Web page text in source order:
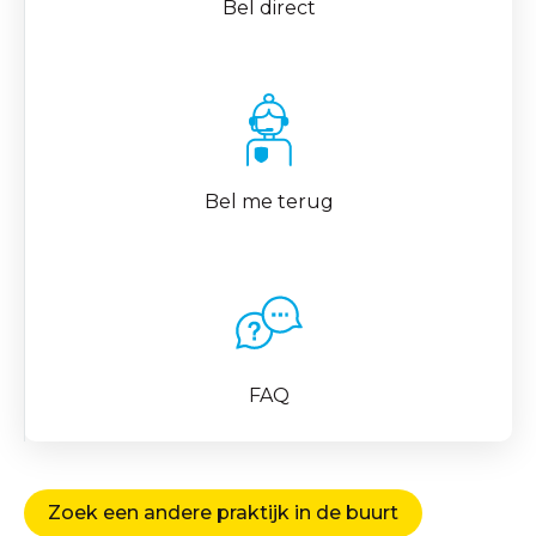
Bel direct
Bel me terug
FAQ
Zoek een andere praktijk in de buurt